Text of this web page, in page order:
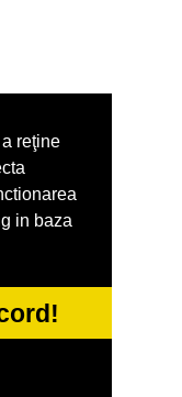
reţine
in baza